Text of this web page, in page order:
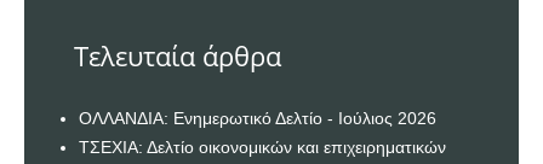
Τελευταία άρθρα
ΟΛΛΑΝΔΙΑ: Ενημερωτικό Δελτίο - Ιούλιος 2026
ΤΣΕΧΙΑ: Δελτίο οικονομικών και επιχειρηματικών